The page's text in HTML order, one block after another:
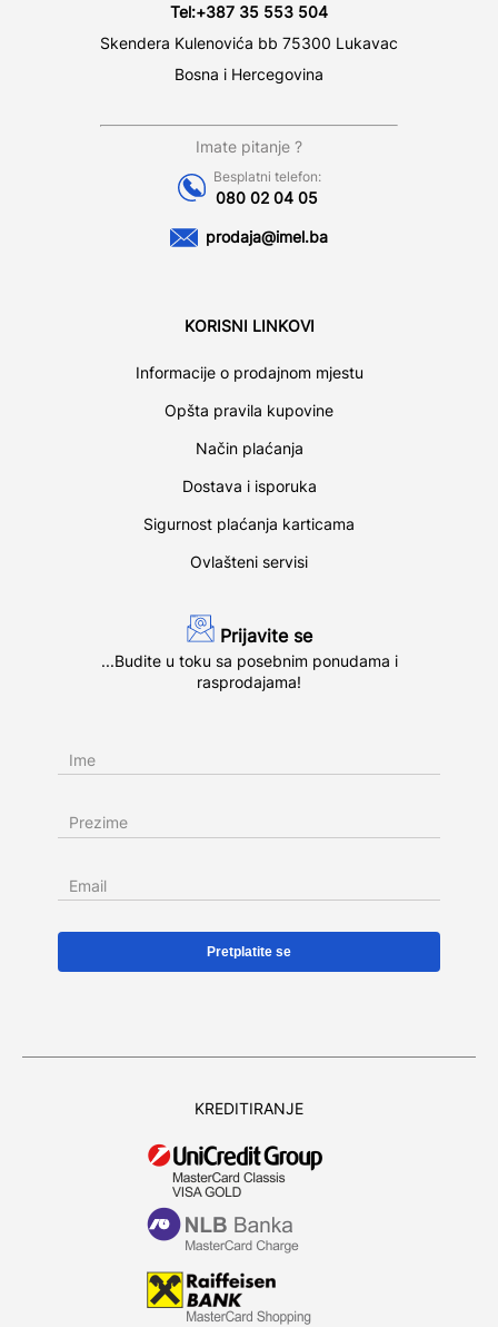
Tel:+387 35 553 504
Skendera Kulenovića bb 75300 Lukavac
Bosna i Hercegovina
Imate pitanje ?
Besplatni telefon:
080 02 04 05
prodaja@imel.ba
KORISNI LINKOVI
Informacije o prodajnom mjestu
Opšta pravila kupovine
Način plaćanja
Dostava i isporuka
Sigurnost plaćanja karticama
Ovlašteni servisi
Prijavite se
...Budite u toku sa posebnim ponudama i
rasprodajama!
Ime
Prezime
Email
KREDITIRANJE